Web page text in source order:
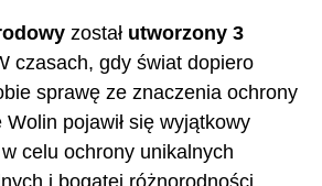
został utworzony 3
czasach, gdy świat dopiero
sprawę ze znaczenia ochrony
pojawił się wyjątkowy
celu ochrony unikalnych